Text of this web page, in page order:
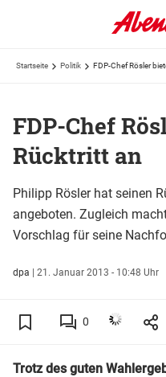
Startseite Politik FDP-Chef Rösler
FDP-Chef
Rücktritt an
Philipp Rösler hat seinen
angeboten. Zugleich
Vorschlag für seine
dpa | 21. Januar 2013 - 10:48 Uhr
0
Trotz des guten